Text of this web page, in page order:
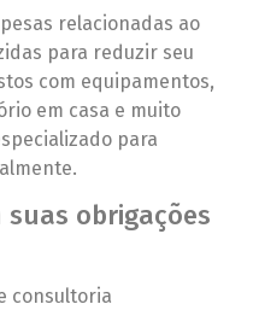
relacionadas ao
para reduzir seu
com equipamentos,
em casa e muito
para
suas obrigações
consultoria